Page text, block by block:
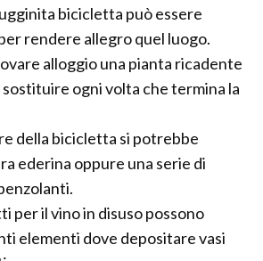
bicicletta può essere
rendere allegro quel luogo.
alloggio una pianta ricadente
ogni volta che termina la
della bicicletta si potrebbe
ederina oppure una serie di
per il vino in disuso possono
elementi dove depositare vasi